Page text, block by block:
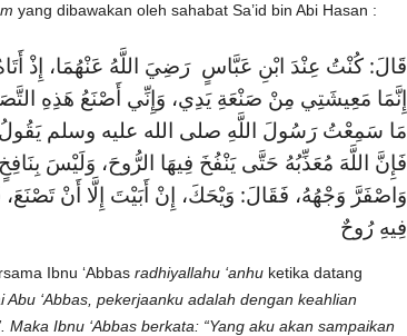
yang dibawakan oleh sahabat Sa’id bin Abi Hasan :
قَالَ: كُنْتُ عِنْدَ ابْنِ عَبَّاسٍ رَضِيَ اللَّهُ عَنْهُمَا، إِذْ
إِنَّمَا مَعِيشَتِي مِنْ صَنْعَةِ يَدِي، وَإِنِّي أَصْنَعُ هَذِهِ
مَا سَمِعْتُ رَسُولَ اللَّهِ صلى الله عليه وسلم
فَإِنَّ اللَّهَ مُعَذِّبُهُ حَتَّى يَنْفُخَ فِيهَا الرُّوحَ، وَلَيْسَ
وَاصْفَرَّ وَجْهُهُ، فَقَالَ: وَيْحَكَ، إِنْ أَبَيْتَ إِلَّا أَنْ
فِيهِ رُوحٌ
Ibnu ‘Abbas radhiyallahu ‘anhu ketika datang
Abu ‘Abbas, pekerjaanku adalah dengan keahlian
Ibnu ‘Abbas berkata: “Yang aku akan sampaikan